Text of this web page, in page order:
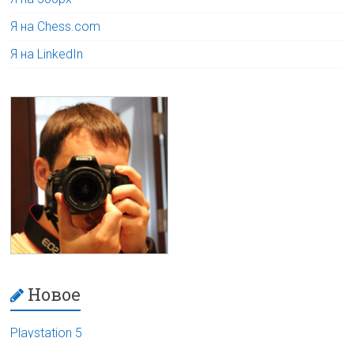
Я на Chess.com
Я на LinkedIn
Новое
Playstation 5